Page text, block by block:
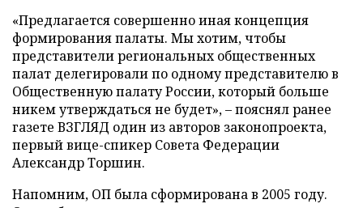
«Предлагается совершенно иная концепция
формирования палаты. Мы хотим, чтобы
представители региональных общественных
палат делегировали по одному представителю в
Общественную палату России, который больше
никем утверждаться не будет», – пояснял ранее
газете ВЗГЛЯД один из авторов законопроекта,
первый вице-спикер Совета Федерации
Александр Торшин.
Напомним, ОП была сформирована в 2005 году.